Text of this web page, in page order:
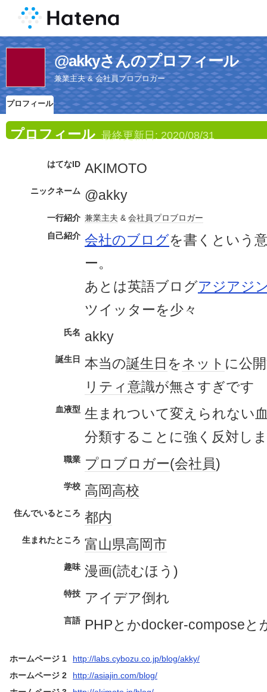
@akkyさんのプロフィール
兼業主夫 & 会社員プロブロガー
プロフィール
プロフィール 最終更新日: 2020/08/31
はてなID AKIMOTO
ニックネーム @akky
一行紹介 兼業主夫 & 会社員プロブロガー
自己紹介 会社のブログを書くという
ー。
あとは英語ブログアジアジ
ツイッターを少々
氏名 akky
誕生日 本当の誕生日 をネット に公
リティ意識が無さすぎです
血液型 生まれついて変えられない
分類することに強く反対し
職業 プロブロガー(会社員)
学校 高岡高校
住んでいるところ 都内
生まれたところ 富山県高岡市
趣味 漫画(読むほう)
特技 アイデア倒れ
言語 PHPとかdocker-composeと
ホームページ 1
http://labs.cybozu.co.jp/blog/akky/
ホームページ 2
http://asiajin.com/blog/